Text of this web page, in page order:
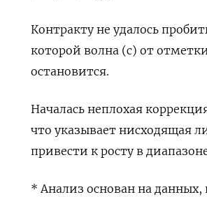
Контракту не удалось
которой волна (c) от
остановится.
Началась неплохая
что указывает нисходящая
привести к росту в
* Анализ основан на